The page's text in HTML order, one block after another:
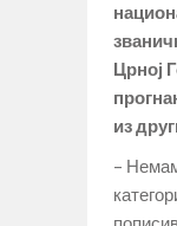
Црној
из
–